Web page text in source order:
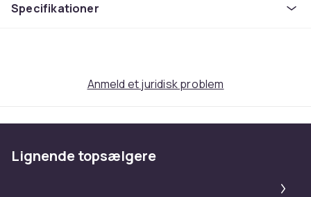
Nia Long
Colman Domingo
Kendrick Sampson
Larenz Tate
Specifikationer
Anmeld et juridisk problem
Lignende topsælgere